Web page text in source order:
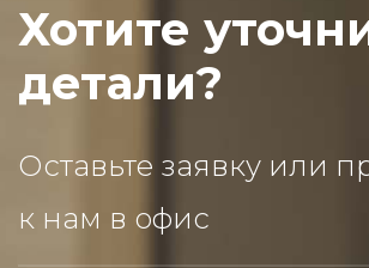
Хотите
детали?
Оставьте заявку или
к нам в офис